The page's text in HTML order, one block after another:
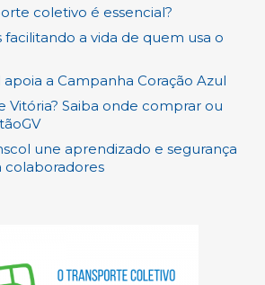
coletivo é essencial?
facilitando a vida de quem usa o
apoia a Campanha Coração Azul
Vitória? Saiba onde comprar ou
une aprendizado e segurança
colaboradores